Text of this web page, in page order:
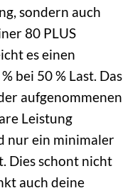
sondern auch
80 PLUS
es einen
bei 50 % Last. Das
aufgenommenen
Leistung
nur ein minimaler
Dies schont nicht
auch deine